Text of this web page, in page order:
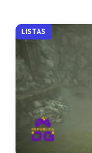
LISTAS